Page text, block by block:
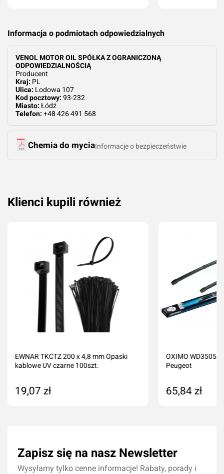
Informacja o podmiotach odpowiedzialnych
VENOL MOTOR OIL SPÓŁKA Z OGRANICZONĄ
ODPOWIEDZIALNOŚCIĄ
Producent
Kraj: PL
Ulica: Lodowa 107
Kod pocztowy: 93-232
Miasto: Łódź
Telefon: +48 426 491 568
Chemia do myciaInformacje o bezpieczeństwie
Klienci kupili również
EWNAR TKCTZ 200 x 4,8 mm Opaski
kablowe UV czarne 100szt.
19,07 zł
OXIMO
Peugeot
65,84 zł
Zapisz się na nasz Newsletter
Wysyłamy tylko cenne informacje! Rabaty, porady i